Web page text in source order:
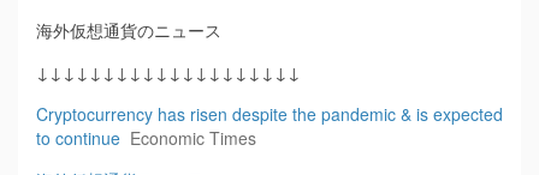
海外仮想通貨のニュース
↓↓↓↓↓↓↓↓↓↓↓↓↓↓↓↓↓↓↓↓
Cryptocurrency has risen despite the pandemic & is expected
to continue Economic Times